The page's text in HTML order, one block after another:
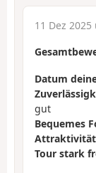
11 Dez 2025
Datum
gut
Bequemes
Attraktivität
Tour stark